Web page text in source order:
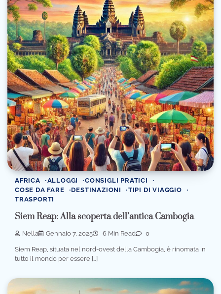
AFRICA ALLOGGI
CONSIGLI PRATICI
COSE DA FARE
DESTINAZIONI
TIPI DI VIAGGIO
TRASPORTI
Siem Reap: Alla scoperta dell’antica Cambogia
Nella Gennaio 7, 2025 6 Min Read 0
Siem Reap, situata nel nord-ovest della Cambogia, è rinomata in
tutto il mondo per essere […]